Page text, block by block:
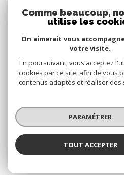
© 2026 | TOUS DROITS RÉSERVÉS |
MENTIONS
POLITIQUE RGPD
Comme beaucoup,
utilise les
On aimerait vous
votre visite.
En poursuivant, vous acceptez
cookies par ce site, afin de vous
contenus adaptés et réaliser des
PARAMÉTRER
TOUT ACCEPTER